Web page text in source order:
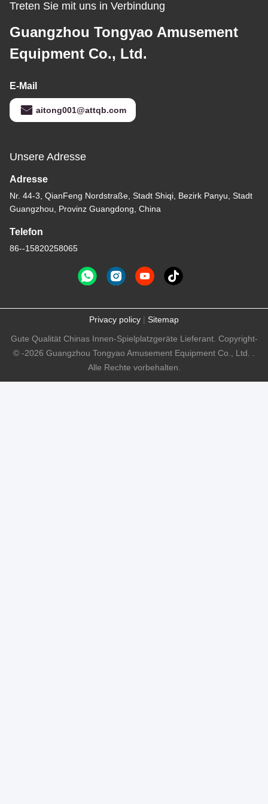
Treten Sie mit uns in Verbindung
Guangzhou Tongyao Amusement
Equipment Co., Ltd.
E-Mail
aitong001@attqb.com
Unsere Adresse
Adresse
Nr. 44-3, QianFeng Nordstraße, Stadt Shiqi, Bezirk Panyu, Stadt
Guangzhou, Provinz Guangdong, China
Telefon
86--15820258065
Privacy policy | Sitemap
Gute Qualität Chinas Innen-Spielplatzgeräte Lieferant. Copyright-
© -2026 Guangzhou Tongyao Amusement Equipment Co., Ltd. .
Alle Rechte vorbehalten.